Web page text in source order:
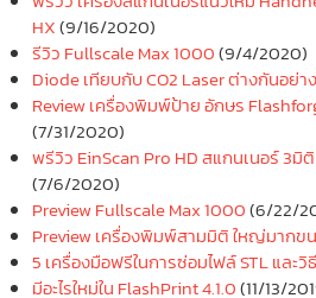
HX(9/16/2020)
รีวิว Fullscale Max 1000(9/4/2020)
Diode เทียบกับ CO2 Laser ต่างกันอย่า
Review เครื่องพิมพ์ป้าย อักษร
(7/31/2020)
พรีวิว EinScan Pro HD สแกนเนอร์ 3มิ
(7/6/2020)
Preview Fullscale Max 1000(6/22/
Preview เครื่องพิมพ์สามมิติ ใหญ่มากข
5 เครื่องมือฟรีในการซ่อมไฟล์ STL และวิ
มีอะไรใหม่ใน FlashPrint 4.1.0(11/13/